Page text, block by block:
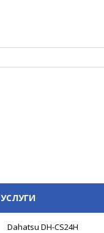
УСЛУГИ
Dahatsu DH-CS24H